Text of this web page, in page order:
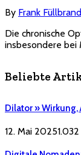
By Frank
Die chronische
insbesondere bei
Beliebte
Dilator »
12. Mai 20251.032